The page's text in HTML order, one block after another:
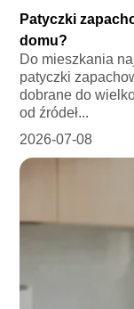
Patyczki
domu?
Do mieszkania
patyczki
dobrane do
od źródeł...
2026-07-08